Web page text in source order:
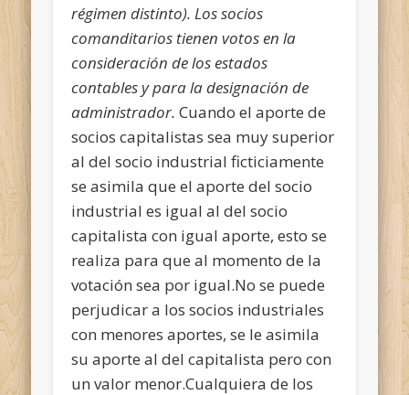
régimen distinto).Los socios
comanditarios tienen votos en la
consideración de los estados
contables y para la designación de
administrador.Cuando el aporte de
socios capitalistas sea muy superior
al del socio industrial ficticiamente
se asimila que el aporte del socio
industrial es igual al del socio
capitalista con igual aporte, esto se
realiza para que al momento de la
votación sea por igual.No se puede
perjudicar a los socios industriales
con menores aportes, se le asimila
su aporte al del capitalista pero con
un valor menor.Cualquiera de los